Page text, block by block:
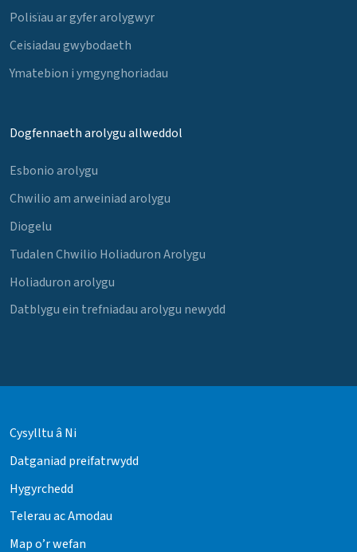
Polisïau ar gyfer arolygwyr
Ceisiadau gwybodaeth
Ymatebion i ymgynghoriadau
Dogfennaeth arolygu allweddol
Esbonio arolygu
Chwilio am arweiniad arolygu
Diogelu
Tudalen Chwilio Holiaduron Arolygu
Holiaduron arolygu
Datblygu ein trefniadau arolygu newydd
Cysylltu â Ni
Datganiad preifatrwydd
Hygyrchedd
Telerau ac Amodau
Map o’r wefan